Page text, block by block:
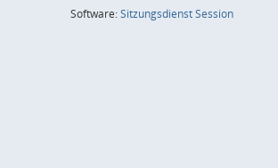
Software:SitzungsdienstSession(Wird in